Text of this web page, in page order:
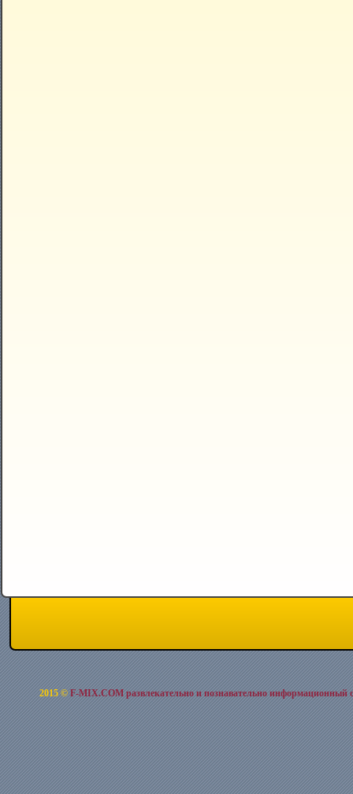
2015 ©F-MIX.COM развлекательно и познавательно информационный